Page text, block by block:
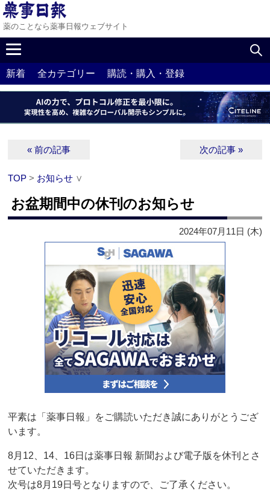
薬のことなら薬事日報ウェブサイト
新着 全カテゴリー 購読・購入・登録
« 前の記事 次の記事 »
TOP > お知らせ ∨
お盆期間中の休刊のお知らせ
2024年07月11日 (木)
平素は「薬事日報」をご購読いただき誠にありがとうござ
います。
8月12、14、16日は薬事日報 新聞および電子版を休刊とさ
せていただきます。
次号は8月19日号となりますので、ご了承ください。